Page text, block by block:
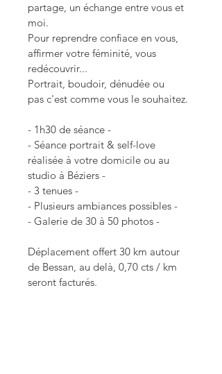
partage, un échange entre vous et
moi.
Pour reprendre confiace en vous,
affirmer votre féminité, vous
redécouvrir...
​Portrait, boudoir, dénudée ou
pas c'est comme vous le souhaitez.
- 1h30 de séance -
- Séance portrait & self-love
réalisée à votre domicile ou au
studio à Béziers -
- 3 tenues -
- Plusieurs ambiances possibles -
- Galerie de 30 à 50 photos -
Déplacement offert 30 km autour
de Bessan, au delà, 0,70 cts / km
seront facturés.